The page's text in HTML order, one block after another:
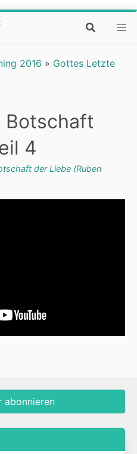
2016 » Gottes Letzte
Botschaft
4
der Liebe (Ruben
abonnieren